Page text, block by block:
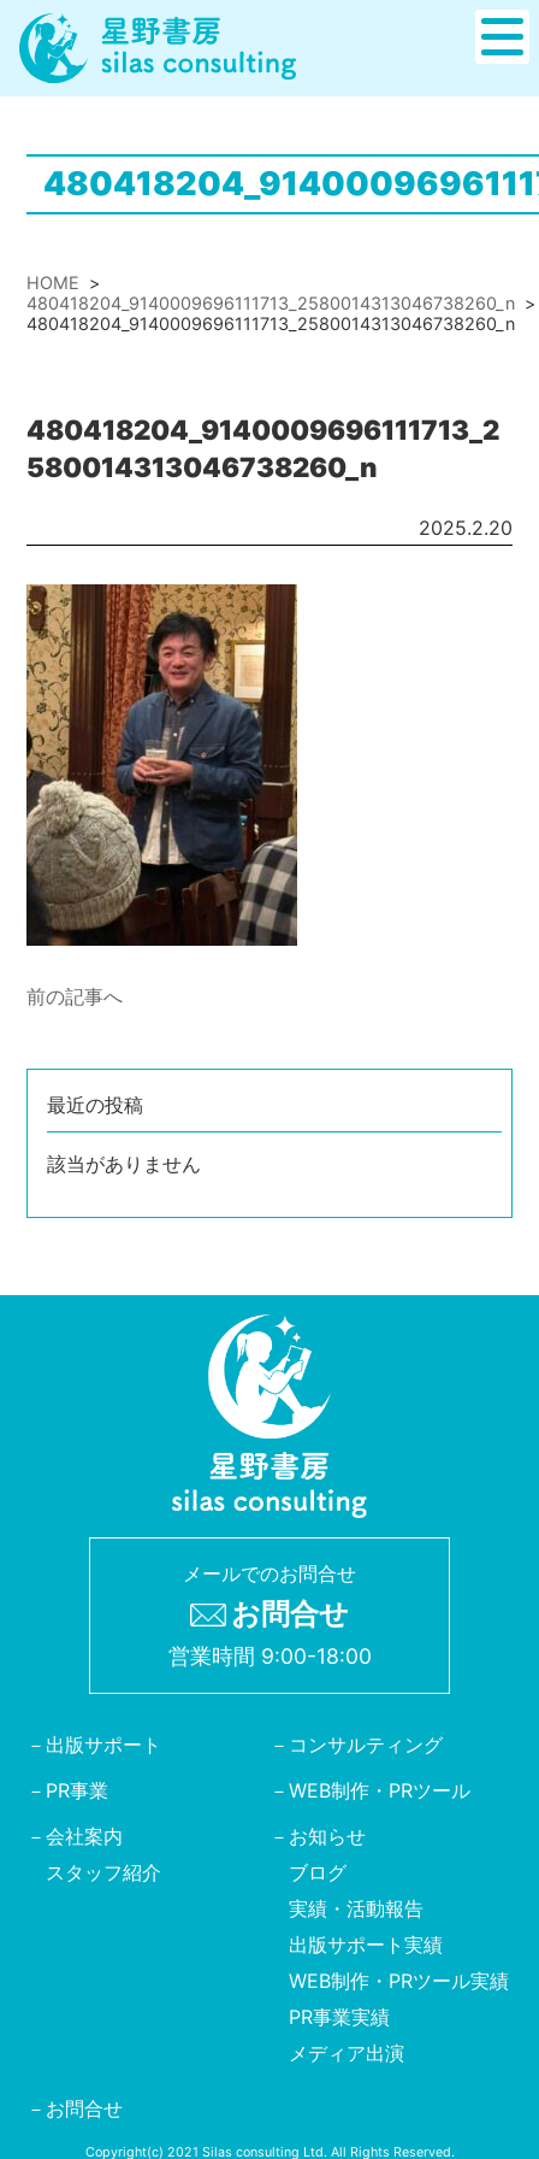
HOME >
480418204_9140009696111713_2580014313046738260_n >
480418204_9140009696111713_2580014313046738260_n
480418204_9140009696111713_2
580014313046738260_n
2025.2.20
前の記事へ
最近の投稿
該当がありません
メールでのお問合せ
お問合せ
営業時間 9:00-18:00
出版サポート
コンサルティング
PR事業
WEB制作・PRツール
会社案内
スタッフ紹介
お知らせ
ブログ
実績・活動報告
出版サポート実績
WEB制作・PRツール実績
PR事業実績
メディア出演
お問合せ
Copyright(c) 2021 Silas consulting Ltd. All Rights Reserved.